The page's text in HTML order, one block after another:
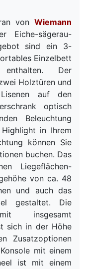
von Wiemann
Eiche-sägerau-
sind ein 3-
Einzelbett
Der
Holztüren und
auf den
optisch
Beleuchtung
in Ihrem
können Sie
buchen. Das
Liegeflächen-
von ca. 48
und auch das
gestaltet. Die
insgesamt
sich in der Höhe
Zusatzoptionen
mit einem
ist mit einem